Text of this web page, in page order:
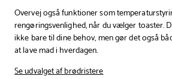
Overvej også funktioner som
rengøringsvenlighed, når du vælger toaster.
ikke bare til dine behov, men gør det også
at lave mad i hverdagen.
Se udvalget af brødristere